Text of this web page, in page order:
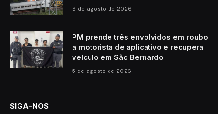
6 de agosto de 2026
PM prende três envolvidos em roubo
a motorista de aplicativo e recupera
veículo em São Bernardo
5 de agosto de 2026
SIGA-NOS